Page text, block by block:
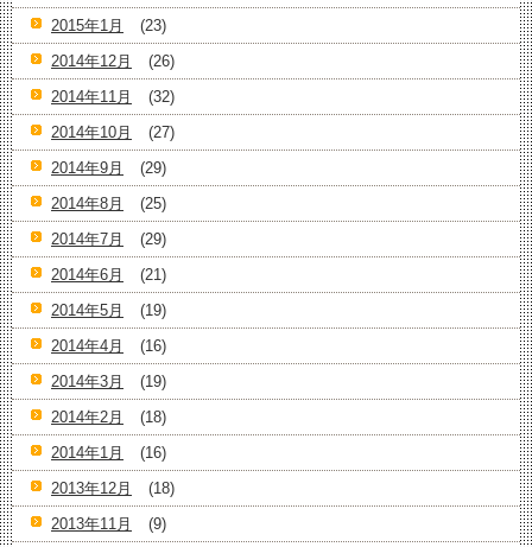
2015年1月
(23)
2014年12月
(26)
2014年11月
(32)
2014年10月
(27)
2014年9月
(29)
2014年8月
(25)
2014年7月
(29)
2014年6月
(21)
2014年5月
(19)
2014年4月
(16)
2014年3月
(19)
2014年2月
(18)
2014年1月
(16)
2013年12月
(18)
2013年11月
(9)